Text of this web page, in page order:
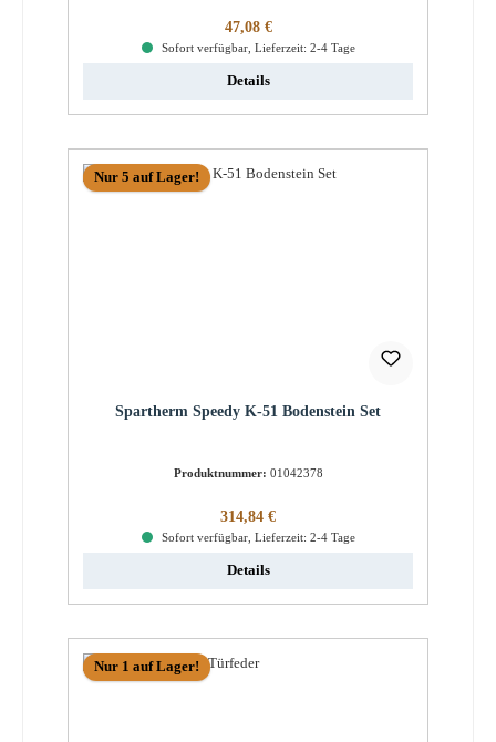
Regulärer Preis:
47,08 €
Sofort verfügbar, Lieferzeit: 2-4 Tage
Details
Nur 5 auf Lager!
Spartherm Speedy K-51 Bodenstein Set
Produktnummer: 01042378
Regulärer Preis:
314,84 €
Sofort verfügbar, Lieferzeit: 2-4 Tage
Details
Nur 1 auf Lager!